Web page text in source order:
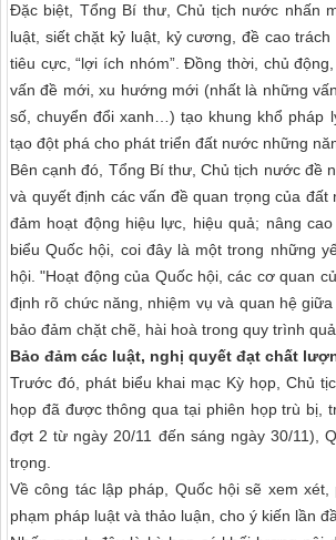
Đặc biệt, Tổng Bí thư, Chủ tịch nước nhấn
luật, siết chặt kỷ luật, kỷ cương, đề cao
tiêu cực, “lợi ích nhóm”. Đồng thời, chủ
vấn đề mới, xu hướng mới (nhất là những
số, chuyển đổi xanh…) tạo khung khổ pháp
tạo đột phá cho phát triển đất nước những
Bên cạnh đó, Tổng Bí thư, Chủ tịch nước đề
và quyết định các vấn đề quan trọng của
đảm hoạt động hiệu lực, hiệu quả; nâng
biểu Quốc hội, coi đây là một trong những
hội. "Hoạt động của Quốc hội, các cơ quan
định rõ chức năng, nhiệm vụ và quan hệ
bảo đảm chặt chẽ, hài hoà trong quy trình
Bảo đảm các luật, nghị quyết đạt chất
Trước đó, phát biểu khai mạc Kỳ họp, Chủ
họp đã được thông qua tại phiên họp trù bị,
đợt 2 từ ngày 20/11 đến sáng ngày 30/11),
trọng.
Về công tác lập pháp, Quốc hội sẽ xem
phạm pháp luật và thảo luận, cho ý kiến lần